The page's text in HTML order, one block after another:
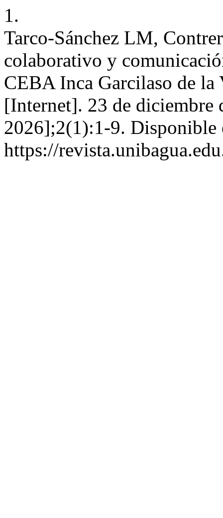
1.
Tarco-Sánchez LM,
colaborativo y
CEBA Inca Garcilaso de la
[Internet]. 23 de diciembre
2026];2(1):1-9. Disponible
https://